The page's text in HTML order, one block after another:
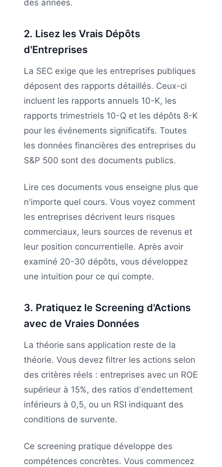
des années.
2. Lisez les Vrais Dépôts
d'Entreprises
La SEC exige que les entreprises publiques
déposent des rapports détaillés. Ceux-ci
incluent les rapports annuels 10-K, les
rapports trimestriels 10-Q et les dépôts 8-K
pour les événements significatifs. Toutes
les données financières des entreprises du
S&P 500 sont des documents publics.
Lire ces documents vous enseigne plus que
n'importe quel cours. Vous voyez comment
les entreprises décrivent leurs risques
commerciaux, leurs sources de revenus et
leur position concurrentielle. Après avoir
examiné 20-30 dépôts, vous développez
une intuition pour ce qui compte.
3. Pratiquez le Screening d'Actions
avec de Vraies Données
La théorie sans application reste de la
théorie. Vous devez filtrer les actions selon
des critères réels : entreprises avec un ROE
supérieur à 15%, des ratios d'endettement
inférieurs à 0,5, ou un RSI indiquant des
conditions de survente.
Ce screening pratique développe des
compétences concrètes. Vous commencez